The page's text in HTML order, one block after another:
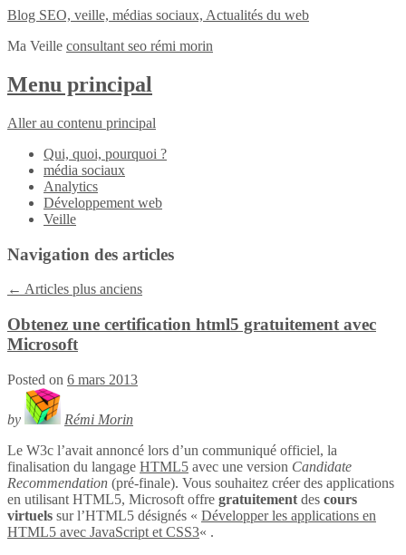
Blog SEO, veille, médias sociaux, Actualités du web
Ma Veille consultant seo rémi morin
Menu principal
Aller au contenu principal
Qui, quoi, pourquoi ?
média sociaux
Analytics
Développement web
Veille
Navigation des articles
← Articles plus anciens
Obtenez une certification html5 gratuitement avec
Microsoft
Posted on 6 mars 2013
by
Rémi Morin
Le W3c l’avait annoncé lors d’un communiqué officiel, la
finalisation du langage HTML5 avec une version Candidate
Recommendation (pré-finale). Vous souhaitez créer des applications
en utilisant HTML5, Microsoft offre gratuitement des cours
virtuels sur l’HTML5 désignés « Développer les applications en
HTML5 avec JavaScript et CSS3« .